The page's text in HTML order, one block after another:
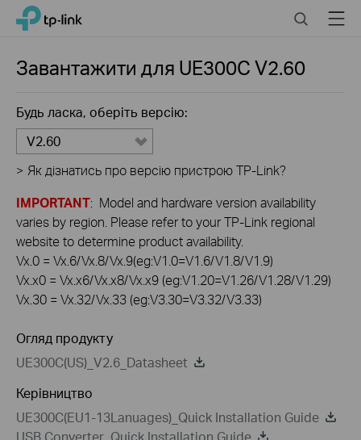
Click
navigation
TP-Link, Reliably Smart SearchMenu
Завантажити для UE300CV2.60
Будь ласка, оберіть версію:
V2.60
> Як дізнатись про версію пристрою TP-Link?
IMPORTANT: Model and hardware version availability
varies by region. Please refer to your TP-Link regional
website to determine product availability.
Vx.0 = Vx.6/Vx.8/Vx.9(eg:V1.0=V1.6/V1.8/V1.9)
Vx.x0 = Vx.x6/Vx.x8/Vx.x9 (eg:V1.20=V1.26/V1.28/V1.29)
Vx.30 = Vx.32/Vx.33 (eg:V3.30=V3.32/V3.33)
Огляд продукту
UE300C(US)_V2.6_Datasheet
Керівництво
UE300C(EU1-13Lanuages)_Quick Installation Guide
USB Converter_Quick Installation Guide